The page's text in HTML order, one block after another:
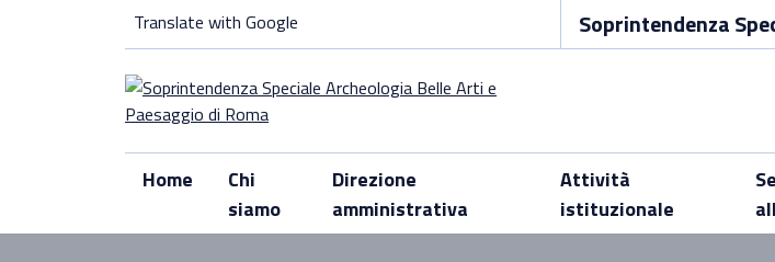
Translate with Google Soprintendenza
Home
Chi
siamo
Direzione
amministrativa
Attività
istituzionale